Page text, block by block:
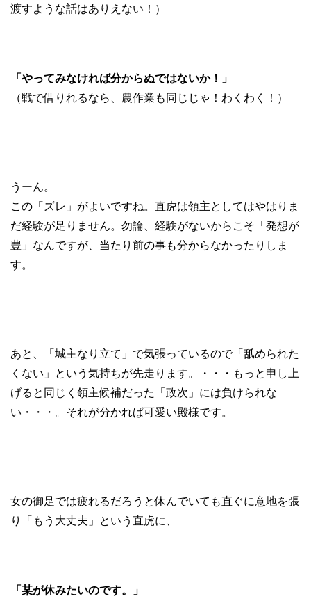
渡すような話はありえない！）
「やってみなければ分からぬではないか！」
（戦で借りれるなら、農作業も同じじゃ！わくわく！）
うーん。
この「ズレ」がよいですね。直虎は領主としてはやはりま
だ経験が足りません。勿論、経験がないからこそ「発想が
豊」なんですが、当たり前の事も分からなかったりしま
す。
あと、「城主なり立て」で気張っているので「舐められた
くない」という気持ちが先走ります。・・・もっと申し上
げると同じく領主候補だった「政次」には負けられな
い・・・。それが分かれば可愛い殿様です。
女の御足では疲れるだろうと休んでいても直ぐに意地を張
り「もう大丈夫」という直虎に、
「某が休みたいのです。」